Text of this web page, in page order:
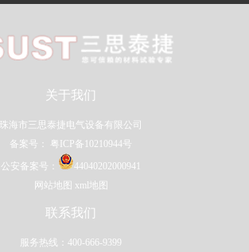
关于我们
珠海市三思泰捷电气设备有限公司
备案号：
粤ICP备10210944号
公安备案号：
44040202000941
网站地图 xml地图
联系我们
服务热线：400-666-9399